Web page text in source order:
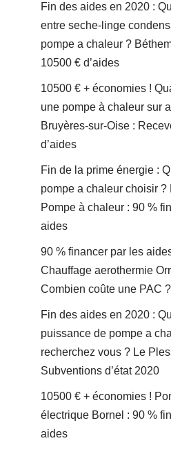
Fin des aides en 2020 :
entre seche-linge
pompe a chaleur ?
10500 € d’aides
10500 € + économies !
une pompe à chaleur sur
Bruyères-sur-Oise :
d’aides
Fin de la prime énergie :
pompe a chaleur choisir ?
Pompe à chaleur : 90 %
aides
90 % financer par les
Chauffage aerothermie
Combien coûte une PAC ?
Fin des aides en 2020 :
puissance de pompe a
recherchez vous ? Le
Subventions d’état 2020
10500 € + économies !
électrique Bornel : 90 %
aides